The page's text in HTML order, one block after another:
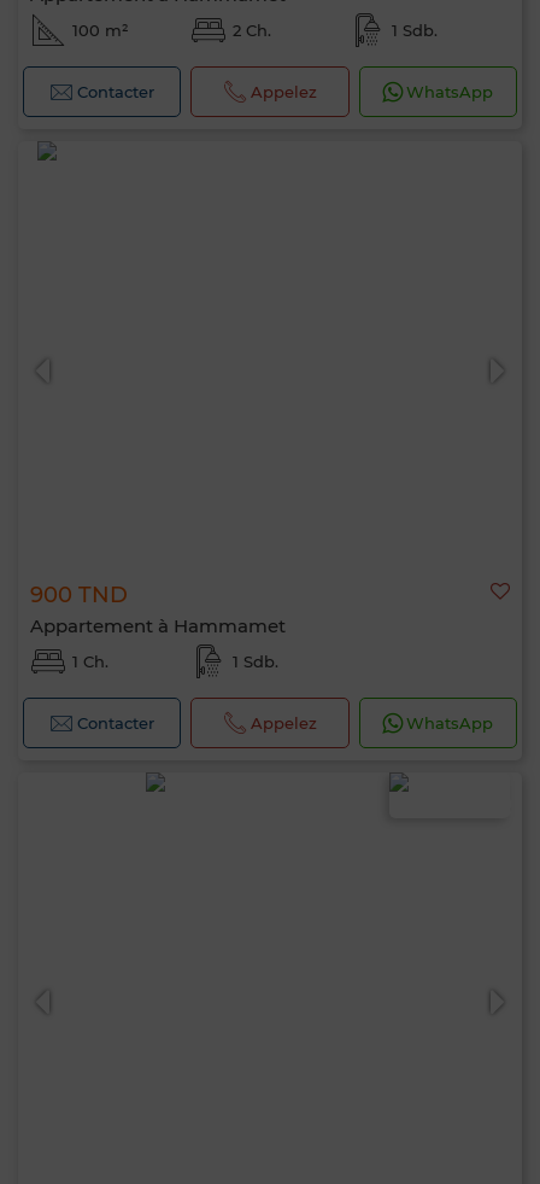
100 m² 2 Ch. 1 Sdb.
Contacter Appelez WhatsApp
900 TND
Appartement à Hammamet
1 Ch. 1 Sdb.
Contacter Appelez WhatsApp